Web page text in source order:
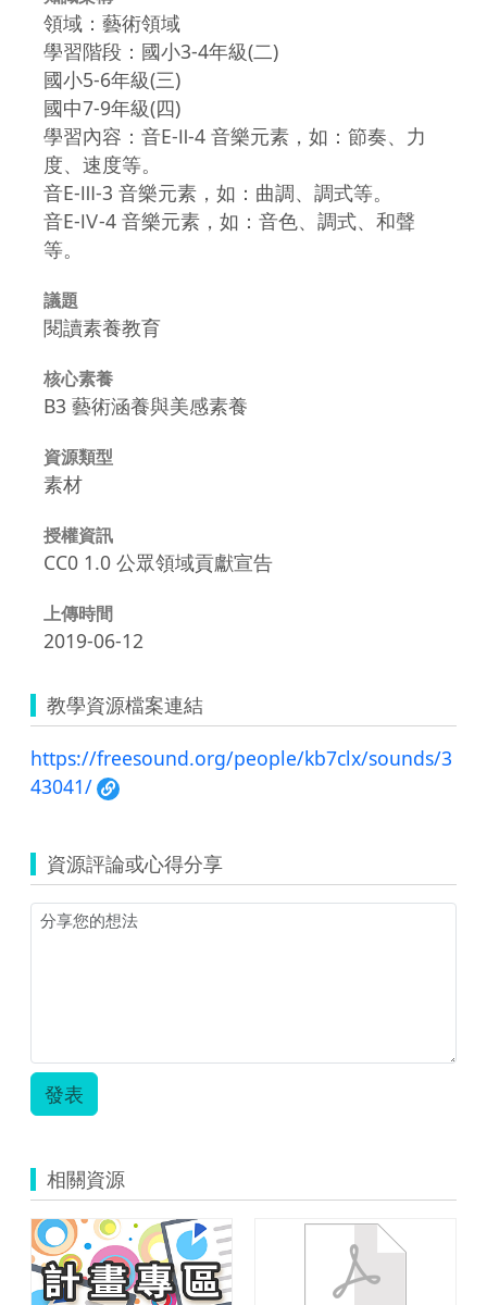
領域：藝術領域
學習階段：國小3-4年級(二)
國小5-6年級(三)
國中7-9年級(四)
學習內容：音E-Ⅱ-4 音樂元素，如：節奏、力
度、速度等。
音E-Ⅲ-3 音樂元素，如：曲調、調式等。
音E-Ⅳ-4 音樂元素，如：音色、調式、和聲
等。
議題
閱讀素養教育
核心素養
B3 藝術涵養與美感素養
資源類型
素材
授權資訊
CC0 1.0 公眾領域貢獻宣告
上傳時間
2019-06-12
教學資源檔案連結
https://freesound.org/people/kb7clx/sounds/3
43041/
資源評論或心得分享
發表
相關資源